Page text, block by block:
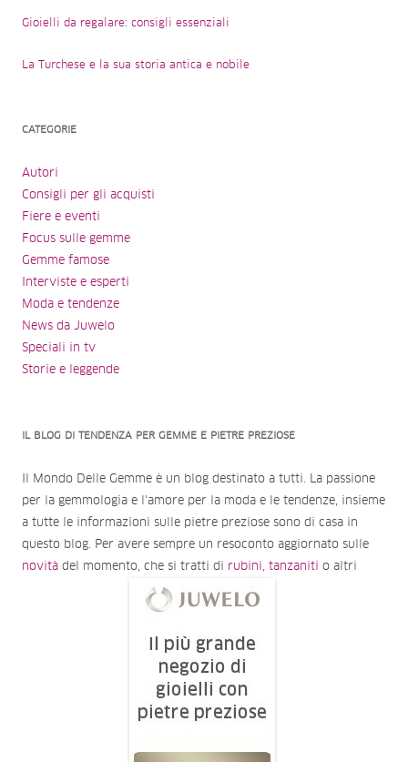
Gioielli da regalare: consigli essenziali
La Turchese e la sua storia antica e nobile
CATEGORIE
Autori
Consigli per gli acquisti
Fiere e eventi
Focus sulle gemme
Gemme famose
Interviste e esperti
Moda e tendenze
News da Juwelo
Speciali in tv
Storie e leggende
IL BLOG DI TENDENZA PER GEMME E PIETRE PREZIOSE
Il Mondo Delle Gemme è un blog destinato a tutti. La passione
per la gemmologia e l'amore per la moda e le tendenze, insieme
a tutte le informazioni sulle pietre preziose sono di casa in
questo blog. Per avere sempre un resoconto aggiornato sulle
novità del momento, che si tratti di rubini , tanzaniti o altri